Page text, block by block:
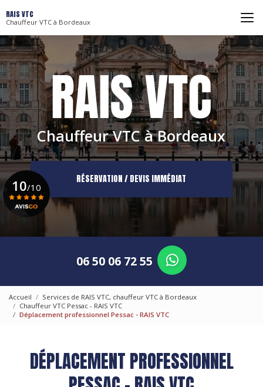
au
contenu
principal
RAIS VTC
Chauffeur VTC à Bordeaux
Chauffeur VTC à Bordeaux
RÉSERVATION / DEVIS IMMÉDIAT
06 50 06 72 55
10/10
Accueil
Services de RAIS VTC, chauffeur VTC à Bordeaux
Chauffeur VTC Pessac - RAIS VTC
Déplacement professionnel Pessac - RAIS VTC
DÉPLACEMENT PROFESSIONNEL